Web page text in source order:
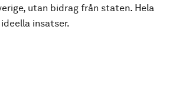
utan bidrag från staten. Hela
insatser.